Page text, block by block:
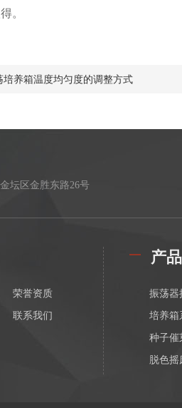
。
培养箱温度均匀度的调整方式
坛区金胜东路26号
荣誉资质
联系我们
产
振荡器
培养箱
种子催
脱色摇